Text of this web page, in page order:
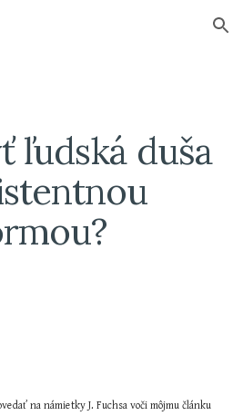
Skip to navigation
ľudská duša